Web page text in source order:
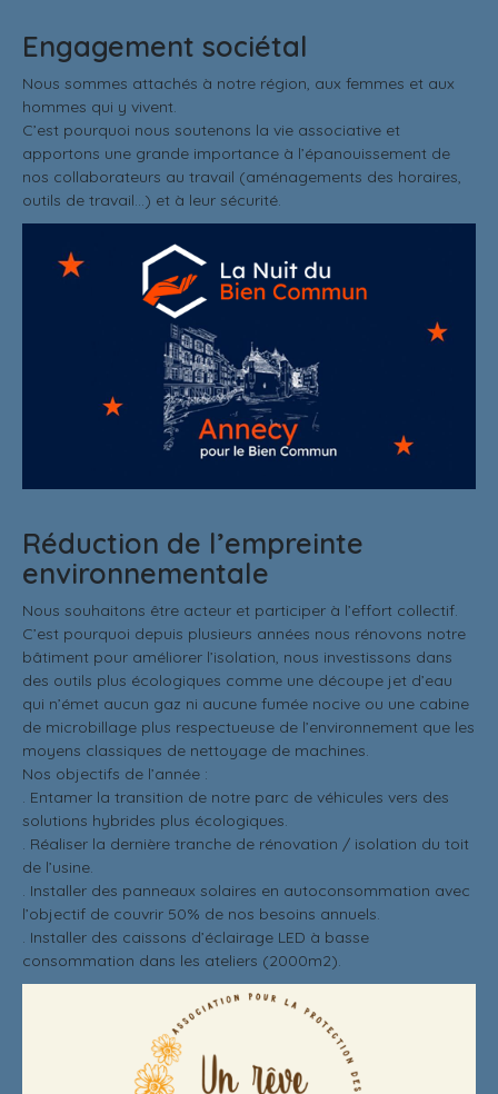
Engagement sociétal
Nous sommes attachés à notre région, aux femmes et aux
hommes qui y vivent.
C’est pourquoi nous soutenons la vie associative et
apportons une grande importance à l’épanouissement de
nos collaborateurs au travail (aménagements des horaires,
outils de travail...) et à leur sécurité.
Réduction de l’empreinte
environnementale
Nous souhaitons être acteur et participer à l’effort collectif.
C’est pourquoi depuis plusieurs années nous rénovons notre
bâtiment pour améliorer l’isolation, nous investissons dans
des outils plus écologiques comme une découpe jet d’eau
qui n’émet aucun gaz ni aucune fumée nocive ou une cabine
de microbillage plus respectueuse de l’environnement que les
moyens classiques de nettoyage de machines.
Nos objectifs de l’année :
. Entamer la transition de notre parc de véhicules vers des
solutions hybrides plus écologiques.
. Réaliser la dernière tranche de rénovation / isolation du toit
de l’usine.
. Installer des panneaux solaires en autoconsommation avec
l’objectif de couvrir 50% de nos besoins annuels.
. Installer des caissons d’éclairage LED à basse
consommation dans les ateliers (2000m2).